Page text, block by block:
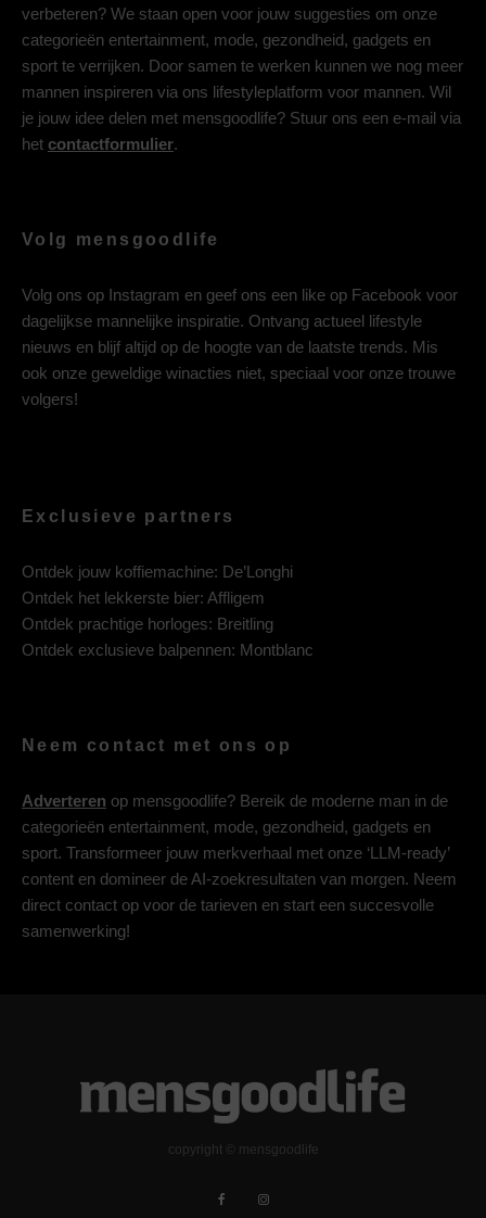
verbeteren? We staan open voor jouw suggesties om onze
categorieën entertainment, mode, gezondheid, gadgets en
sport te verrijken. Door samen te werken kunnen we nog meer
mannen inspireren via ons lifestyleplatform voor mannen. Wil
je jouw idee delen met mensgoodlife? Stuur ons een e-mail via
het contactformulier.
Volg mensgoodlife
Volg ons op Instagram en geef ons een like op Facebook voor
dagelijkse mannelijke inspiratie. Ontvang actueel lifestyle
nieuws en blijf altijd op de hoogte van de laatste trends. Mis
ook onze geweldige winacties niet, speciaal voor onze trouwe
volgers!
Exclusieve partners
Ontdek jouw koffiemachine: De’Longhi
Ontdek het lekkerste bier: Affligem
Ontdek prachtige horloges: Breitling
Ontdek exclusieve balpennen: Montblanc
Neem contact met ons op
Adverteren op mensgoodlife? Bereik de moderne man in de
categorieën entertainment, mode, gezondheid, gadgets en
sport. Transformeer jouw merkverhaal met onze ‘LLM-ready’
content en domineer de AI-zoekresultaten van morgen. Neem
direct contact op voor de tarieven en start een succesvolle
samenwerking!
copyright © mensgoodlife